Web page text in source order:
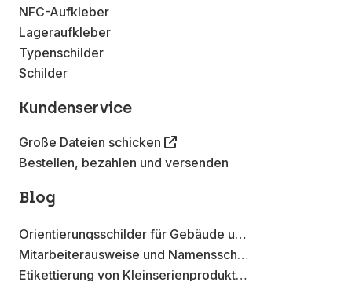
NFC-Aufkleber
Lageraufkleber
Typenschilder
Schilder
Kundenservice
Große Dateien schicken
Bestellen, bezahlen und versenden
Blog
Orientierungsschilder für Gebäude und Betriebsstätten
Mitarbeiterausweise und Namensschilder mit Metall-Effekt Aufklebern
Etikettierung von Kleinserienprodukten mit Aufklebern auf der Rolle